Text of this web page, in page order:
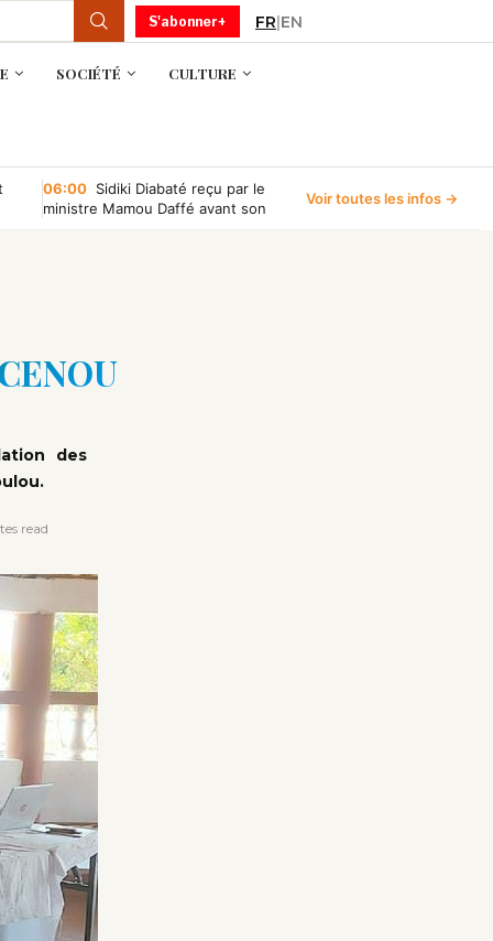
S'abonner+ FR|EN
SOCIÉTÉ CULTURE
06:00 Sidiki Diabaté reçu par le
ministre Mamou Daffé avant son
Voir toutes les infos →
des
read